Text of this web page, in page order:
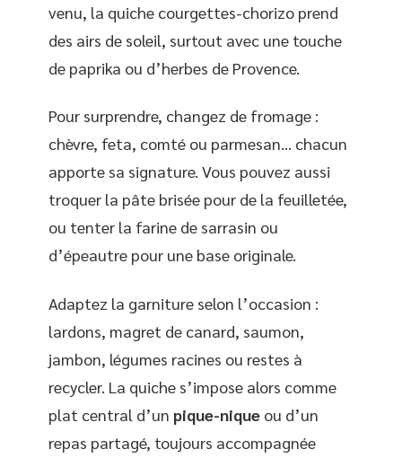
venu, la quiche courgettes-chorizo prend
des airs de soleil, surtout avec une touche
de paprika ou d’herbes de Provence.
Pour surprendre, changez de fromage :
chèvre, feta, comté ou parmesan… chacun
apporte sa signature. Vous pouvez aussi
troquer la pâte brisée pour de la feuilletée,
ou tenter la farine de sarrasin ou
d’épeautre pour une base originale.
Adaptez la garniture selon l’occasion :
lardons, magret de canard, saumon,
jambon, légumes racines ou restes à
recycler. La quiche s’impose alors comme
plat central d’un pique-nique ou d’un
repas partagé, toujours accompagnée